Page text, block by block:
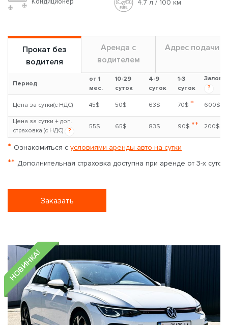
4.7 л / 100 км
Прокат без
водителя
Аренда с
водителем
Адрес подачи
Период
от 1
мес.
10-29
суток
4-9
суток
1-3
суток
Залог
?
Цена за сутки(с НДС) 45$ 50$ 63$ 70$ * 600$
Цена за сутки + доп.
страховка (с НДС)
?
55$ 65$ 83$ 90$ ** 200$
* Ознакомиться с условиями аренды авто на сутки
** Дополнительная страховка доступна при аренде от 3-х суток
Заказать
НОВИНКА!